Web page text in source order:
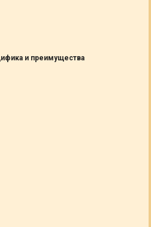
и преимущества